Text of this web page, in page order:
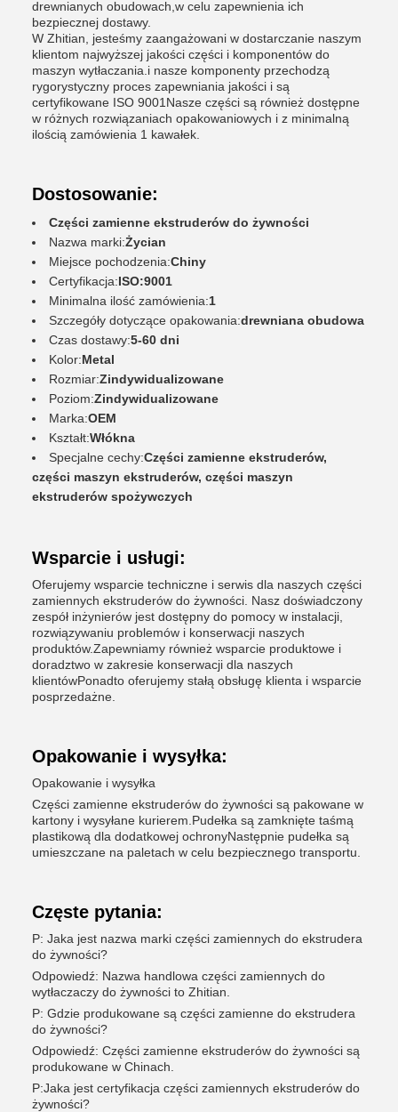
drewnianych obudowach,w celu zapewnienia ich
bezpiecznej dostawy.
W Zhitian, jesteśmy zaangażowani w dostarczanie naszym
klientom najwyższej jakości części i komponentów do
maszyn wytłaczania.i nasze komponenty przechodzą
rygorystyczny proces zapewniania jakości i są
certyfikowane ISO 9001Nasze części są również dostępne
w różnych rozwiązaniach opakowaniowych i z minimalną
ilością zamówienia 1 kawałek.
Dostosowanie:
Części zamienne ekstruderów do żywności
Nazwa marki:Życian
Miejsce pochodzenia:Chiny
Certyfikacja:ISO:9001
Minimalna ilość zamówienia:1
Szczegóły dotyczące opakowania:drewniana obudowa
Czas dostawy:5-60 dni
Kolor:Metal
Rozmiar:Zindywidualizowane
Poziom:Zindywidualizowane
Marka:OEM
Kształt:Włókna
Specjalne cechy:Części zamienne ekstruderów,
części maszyn ekstruderów, części maszyn
ekstruderów spożywczych
Wsparcie i usługi:
Oferujemy wsparcie techniczne i serwis dla naszych części
zamiennych ekstruderów do żywności. Nasz doświadczony
zespół inżynierów jest dostępny do pomocy w instalacji,
rozwiązywaniu problemów i konserwacji naszych
produktów.Zapewniamy również wsparcie produktowe i
doradztwo w zakresie konserwacji dla naszych
klientówPonadto oferujemy stałą obsługę klienta i wsparcie
posprzedażne.
Opakowanie i wysyłka:
Opakowanie i wysyłka
Części zamienne ekstruderów do żywności są pakowane w
kartony i wysyłane kurierem.Pudełka są zamknięte taśmą
plastikową dla dodatkowej ochronyNastępnie pudełka są
umieszczane na paletach w celu bezpiecznego transportu.
Częste pytania:
P: Jaka jest nazwa marki części zamiennych do ekstrudera
do żywności?
Odpowiedź: Nazwa handlowa części zamiennych do
wytłaczaczy do żywności to Zhitian.
P: Gdzie produkowane są części zamienne do ekstrudera
do żywności?
Odpowiedź: Części zamienne ekstruderów do żywności są
produkowane w Chinach.
P:Jaka jest certyfikacja części zamiennych ekstruderów do
żywności?